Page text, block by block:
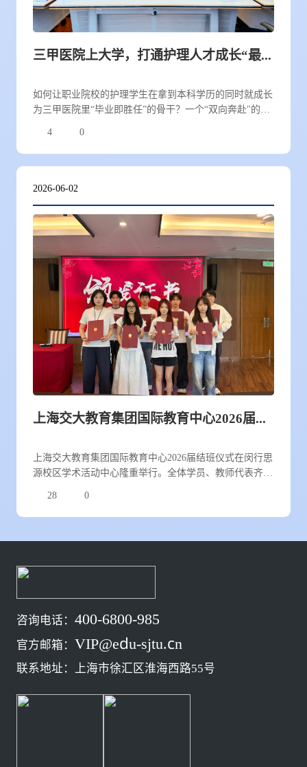
三甲医院上大学，打通护理人才成长“最后一公里” 上海开放大学调研护理本科“工学合一”人才培养情况
如何让职业院校的护理学生在拿到本科学历的同时就成长
为三甲医院里“毕业即胜任”的骨干？一个“双向奔赴"的创
大学的携手中逐渐清晰。
4 0
2026-06-02
上海交大教育集团国际教育中心2026届结班仪式圆满举行
上海交大教育集团国际教育中心2026届结班仪式在闵行思
源校区学术活动中心隆重举行。全体学员、教师代表齐聚
28 0
咨询电话： 400-6800-985
官方邮箱： VIP@edu-sjtu.cn
联系地址：上海市徐汇区淮海西路55号